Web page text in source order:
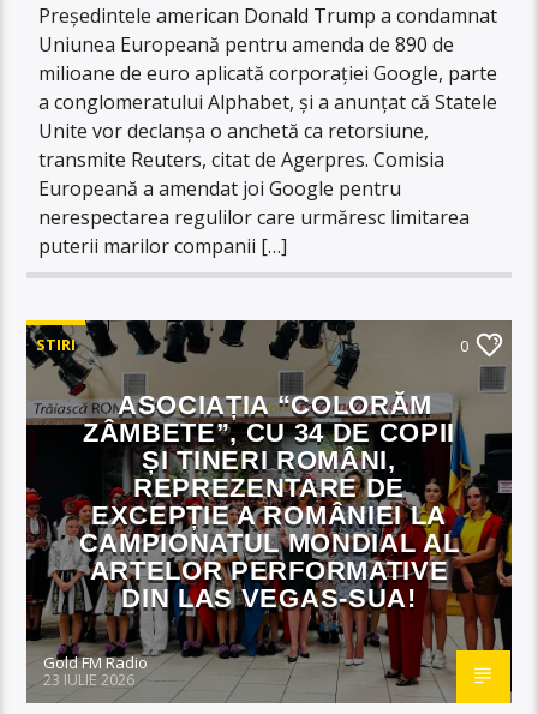
Președintele american Donald Trump a condamnat
Uniunea Europeană pentru amenda de 890 de
milioane de euro aplicată corporației Google, parte
a conglomeratului Alphabet, și a anunțat că Statele
Unite vor declanșa o anchetă ca retorsiune,
transmite Reuters, citat de Agerpres. Comisia
Europeană a amendat joi Google pentru
nerespectarea regulilor care urmăresc limitarea
puterii marilor companii […]
STIRI 0
ASOCIAȚIA “COLORĂM
ZÂMBETE”, CU 34 DE COPII
ȘI TINERI ROMÂNI,
REPREZENTARE DE
EXCEPȚIE A ROMÂNIEI LA
CAMPIONATUL MONDIAL AL
ARTELOR PERFORMATIVE
DIN LAS VEGAS-SUA!
Gold FM Radio
23 IULIE 2026